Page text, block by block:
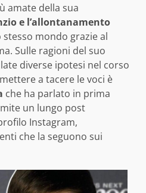
amate della sua
e l’allontanamento
stesso mondo grazie al
Sulle ragioni del suo
diverse ipotesi nel corso
a tacere le voci è
che ha parlato in prima
un lungo post
Instagram,
che la seguono sui